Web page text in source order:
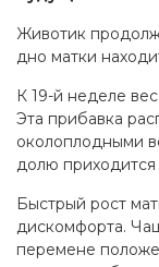
Животик
дно матки
К 19-й неделе
Эта прибавка
околоплодными
долю приходится
Быстрый рост
дискомфорта.
перемене